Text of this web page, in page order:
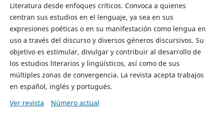
Literatura desde enfoques críticos. Convoca a quienes
centran sus estudios en el lenguaje, ya sea en sus
expresiones poéticas o en su manifestación como lengua en
uso a través del discurso y diversos géneros discursivos. Su
objetivo es estimular, divulgar y contribuir al desarrollo de
los estudios literarios y lingüísticos, así como de sus
múltiples zonas de convergencia. La revista acepta trabajos
en español, inglés y portugués.
Ver revista
Número actual